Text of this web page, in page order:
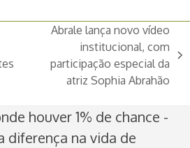
next
post:
Abrale lança novo vídeo
institucional, com
participação especial da
atriz Sophia Abrahão
houver 1% de chance -
diferença na vida de